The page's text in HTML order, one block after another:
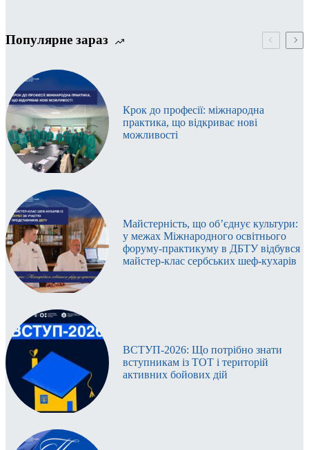
Популярне зараз
Крок до професії: міжнародна
практика, що відкриває нові
можливості
Майстерність, що об’єднує культури:
у межах Міжнародного освітнього
форуму-практикуму в ДБТУ відбувся
майстер-клас сербських шеф-кухарів
ВСТУП-2026: Що потрібно знати
вступникам із ТОТ і територій
активних бойових дій